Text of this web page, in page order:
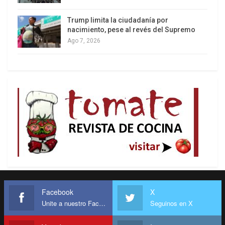
Trump limita la ciudadanía por
nacimiento, pese al revés del Supremo
Ago 7, 2026
Facebook
Unite a nuestro Facebook
X
Seguinos en X